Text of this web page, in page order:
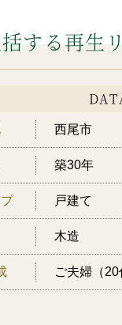
、未来へ
岡崎市
築29年
マンション
RC造
施主様、お